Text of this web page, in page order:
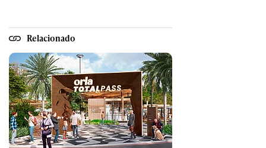
Relacionado